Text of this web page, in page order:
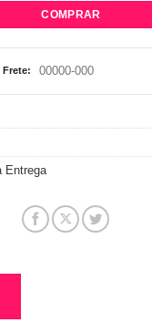
COMPRAR
Frete:
Entrega